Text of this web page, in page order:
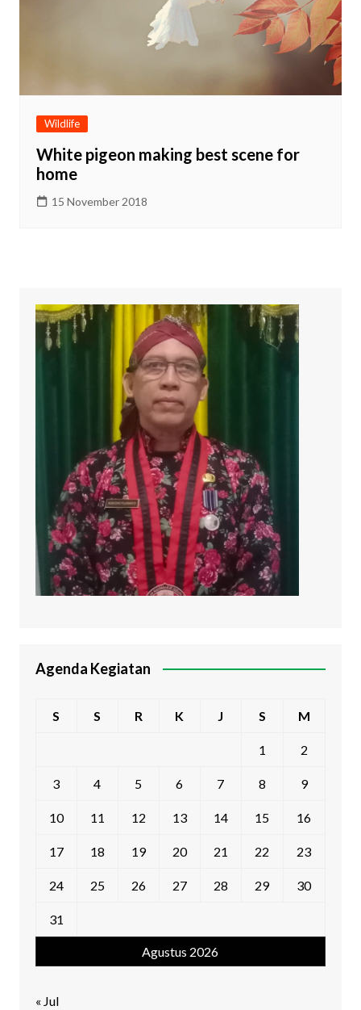
Wildlife
White pigeon making best scene for
home
15 November 2018
Agenda Kegiatan
Agustus 2026
S S R K J S M
1 2
3 4 5 6 7 8 9
10 11 12 13 14 15 16
17 18 19 20 21 22 23
24 25 26 27 28 29 30
31
« Jul